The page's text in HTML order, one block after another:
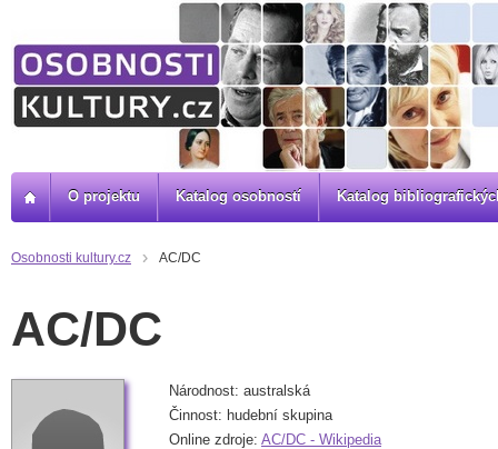
Osobnosti kultury.cz AC/DC
AC/DC
Národnost: australská
Činnost: hudební skupina
Online zdroje: AC/DC - Wikipedia
O projektu Katalog osobností Katalog